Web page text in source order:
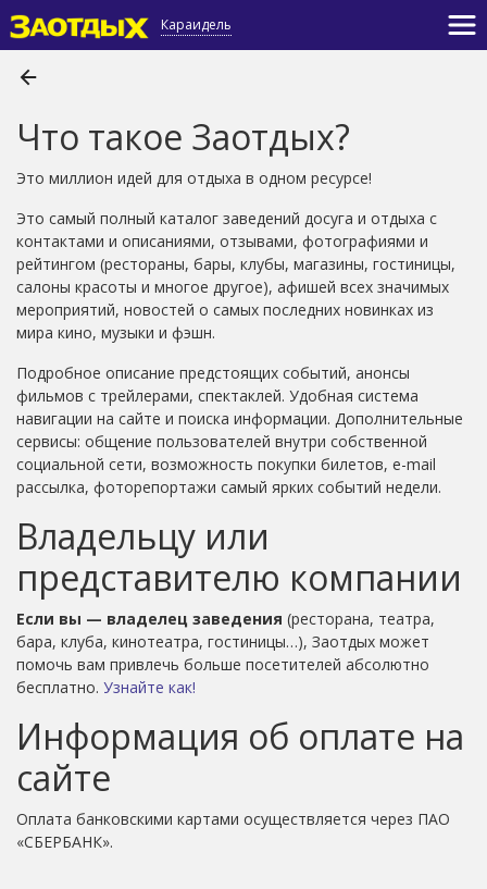
Караидель
Что такое Заотдых?
Это миллион идей для отдыха в одном ресурсе!
Это самый полный каталог заведений досуга и отдыха с
контактами и описаниями, отзывами, фотографиями и
рейтингом (рестораны, бары, клубы, магазины, гостиницы,
салоны красоты и многое другое), афишей всех значимых
мероприятий, новостей о самых последних новинках из
мира кино, музыки и фэшн.
Подробное описание предстоящих событий, анонсы
фильмов с трейлерами, спектаклей. Удобная система
навигации на сайте и поиска информации. Дополнительные
сервисы: общение пользователей внутри собственной
социальной сети, возможность покупки билетов, e-mail
рассылка, фоторепортажи самый ярких событий недели.
Владельцу или
представителю компании
Если вы — владелец заведения (ресторана, театра,
бара, клуба, кинотеатра, гостиницы…), Заотдых может
помочь вам привлечь больше посетителей абсолютно
бесплатно. Узнайте как!
Информация об оплате на
сайте
Оплата банковскими картами осуществляется через ПАО
«СБЕРБАНК».